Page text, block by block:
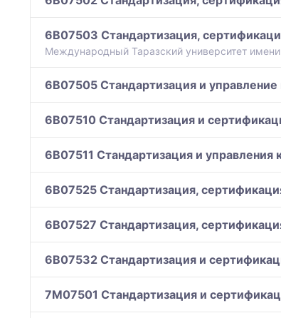
6B07503 Стандартизация,
Международный Таразский университет
6B07505 Стандартизация и
6B07510 Стандартизация и
6B07511 Стандартизация и
6B07525 Стандартизация,
6B07527 Стандартизация,
6B07532 Стандартизация и
7M07501 Стандартизация и